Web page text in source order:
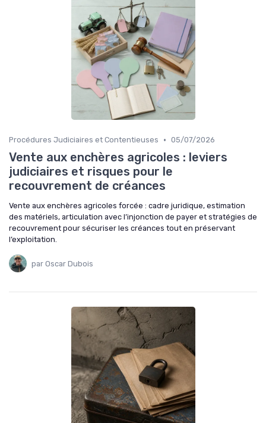
Procédures Judiciaires et Contentieuses • 05/07/2026
Vente aux enchères agricoles : leviers
judiciaires et risques pour le
recouvrement de créances
Vente aux enchères agricoles forcée : cadre juridique, estimation
des matériels, articulation avec l’injonction de payer et stratégies de
recouvrement pour sécuriser les créances tout en préservant
l’exploitation.
par Oscar Dubois